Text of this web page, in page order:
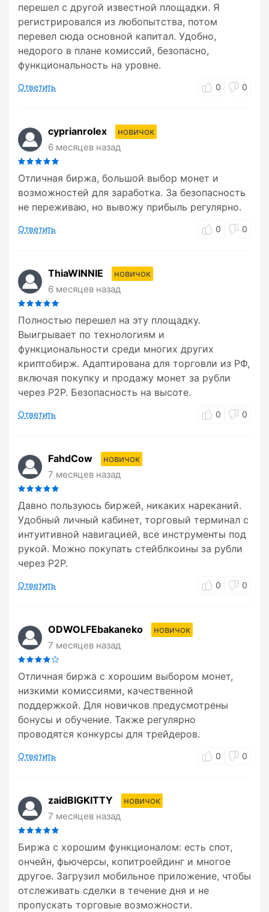
перешел с другой известной площадки. Я
регистрировался из любопытства, потом
перевел сюда основной капитал. Удобно,
недорого в плане комиссий, безопасно,
функциональность на уровне.
Ответить 0 0
cyprianrolex
новичок
6 месяцев назад
Отличная биржа, большой выбор монет и
возможностей для заработка. За безопасность
не переживаю, но вывожу прибыль регулярно.
Ответить 0 0
ThiaWINNIE
новичок
6 месяцев назад
Полностью перешел на эту площадку.
Выигрывает по технологиям и
функциональности среди многих других
криптобирж. Адаптирована для торговли из РФ,
включая покупку и продажу монет за рубли
через P2P. Безопасность на высоте.
Ответить 0 0
FahdCow
новичок
7 месяцев назад
Давно пользуюсь биржей, никаких нареканий.
Удобный личный кабинет, торговый терминал с
интуитивной навигацией, все инструменты под
рукой. Можно покупать стейблкоины за рубли
через P2P.
Ответить 0 0
ODWOLFEbakaneko
новичок
7 месяцев назад
Отличная биржа с хорошим выбором монет,
низкими комиссиями, качественной
поддержкой. Для новичков предусмотрены
бонусы и обучение. Также регулярно
проводятся конкурсы для трейдеров.
Ответить 0 0
zaidBIGKITTY
новичок
7 месяцев назад
Биржа с хорошим функционалом: есть спот,
ончейн, фьючерсы, копитроейдинг и многое
другое. Загрузил мобильное приложение, чтобы
отслеживать сделки в течение дня и не
пропускать торговые возможности.